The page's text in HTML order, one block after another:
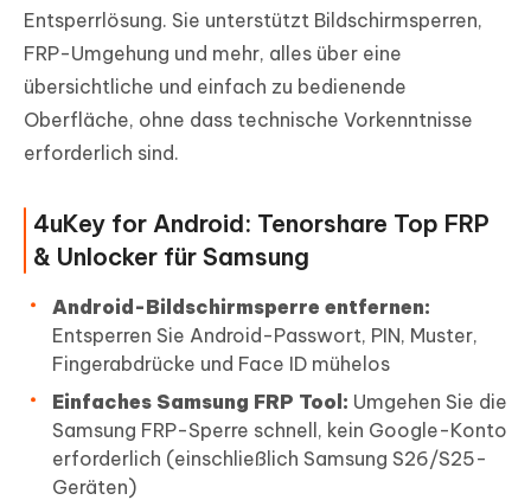
Entsperrlösung. Sie unterstützt Bildschirmsperren,
FRP-Umgehung und mehr, alles über eine
übersichtliche und einfach zu bedienende
Oberfläche, ohne dass technische Vorkenntnisse
erforderlich sind.
4uKey for Android: Tenorshare Top FRP
& Unlocker für Samsung
Android-Bildschirmsperre entfernen:
Entsperren Sie Android-Passwort, PIN, Muster,
Fingerabdrücke und Face ID mühelos
Einfaches Samsung FRP Tool: Umgehen Sie die
Samsung FRP-Sperre schnell, kein Google-Konto
erforderlich (einschließlich Samsung S26/S25-
Geräten)